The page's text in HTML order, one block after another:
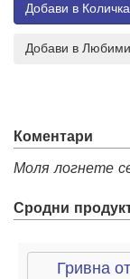
Коментари
Моля логнете
Сродни
Гривна